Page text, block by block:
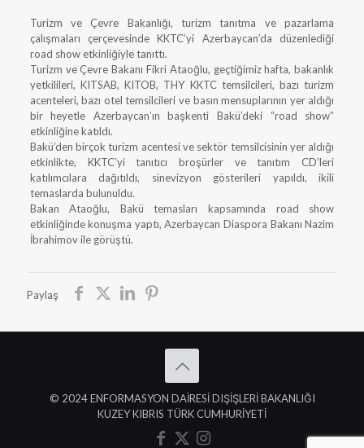
Turizm ve Çevre Bakanlığı, turizm tanıtma ve pazarlama
çalışmaları çerçevesinde KKTC’yi Azerbaycan’da düzenlediği
road show etkinliğiyle tanıttı.
Turizm ve Çevre Bakanı Fikri Ataoğlu, geçtiğimiz hafta, bakanlık
yetkilileri, KITSAB, KITOB, THY KKTC temsilcileri, bazı turizm
acenteleri, bazı otel temsilcileri ve basın mensuplarının yer aldığı
bir heyetle Azerbaycan’ın başkenti Bakü’deki “road show”
etkinliğine katıldı.
Bakü’den birçok turizm acentesi ve sektör temsilcisinin yer aldığı
etkinlikte, KKTC’yi tanıtıcı broşürler ve tanıtım CD’leri
katılımcılara dağıtıldı, sinevizyon gösterileri yapıldı, ikili
temaslarda bulunuldu.
Bakan Ataoğlu, Bakü temasları kapsamında road show
etkinliğinde konuşma yaptı, Azerbaycan Diaspora Bakanı Nazim
İbrahimov ile görüştü.
Paylaş
© 2024 ENFORMASYON DAİRESİ DIŞİŞLERİ BAKANLIĞI
KUZEY KIBRIS TÜRK CUMHURİYETİ